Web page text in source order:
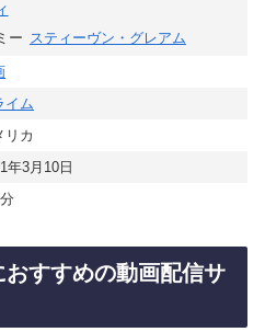
ー
スティーヴン・グレアム
イム
リカ
年3月10日
すすめの動画配信サ